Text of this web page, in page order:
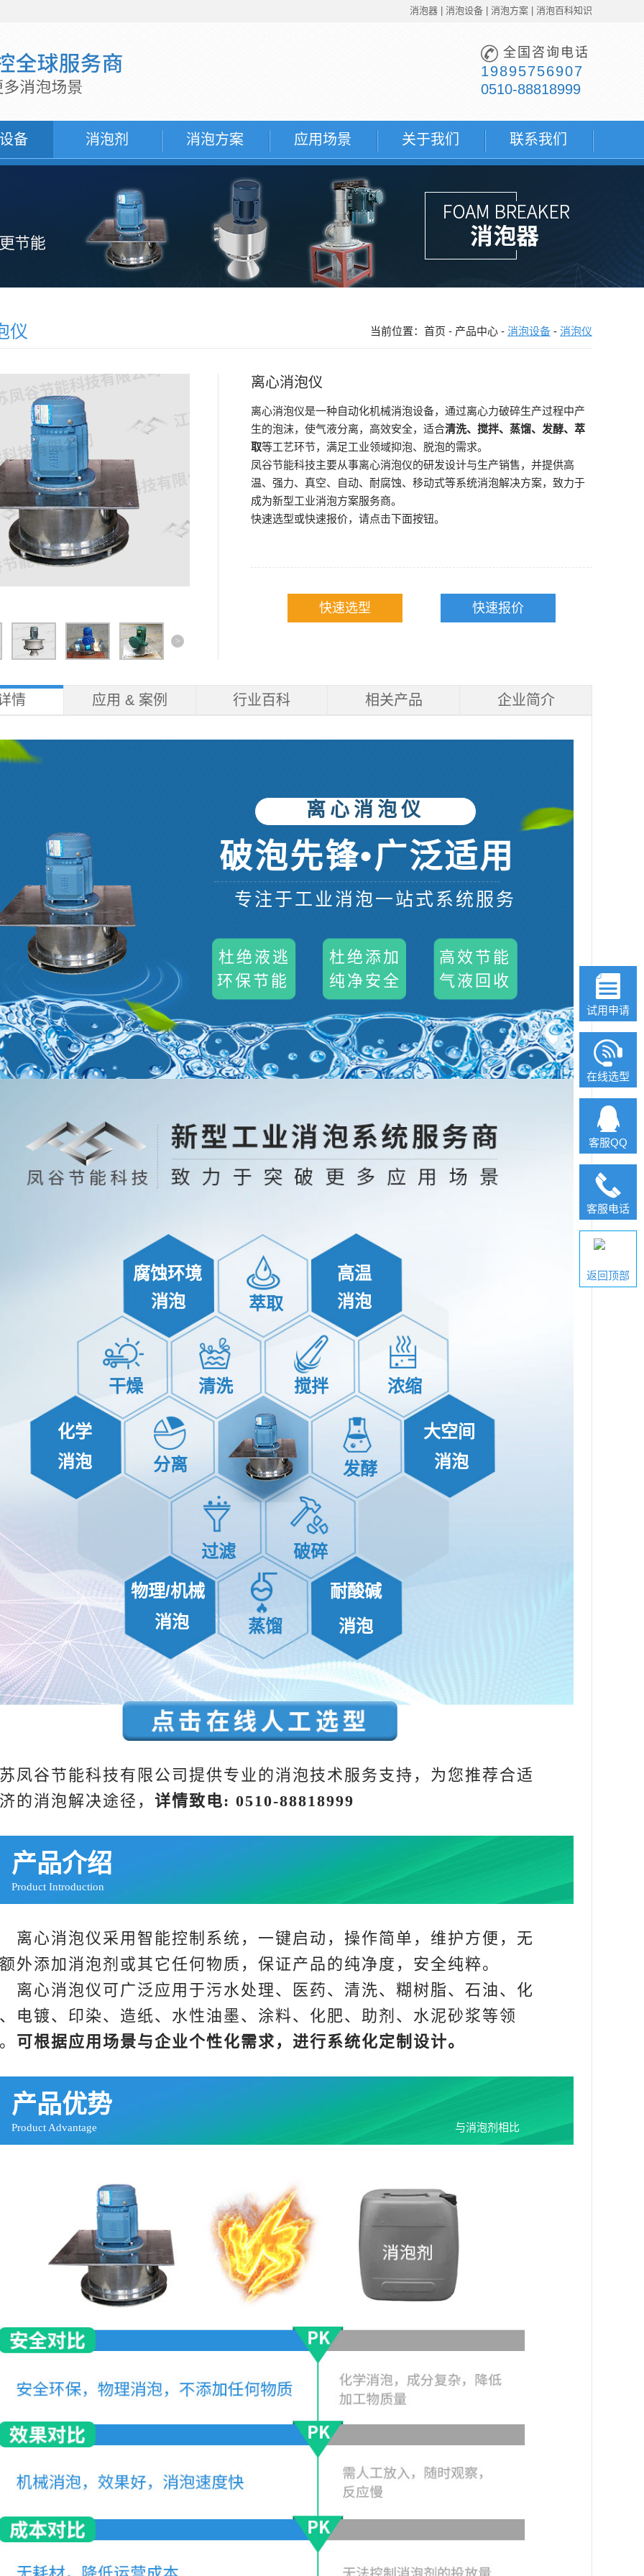
消泡器 消泡设备 消泡方案 消泡百科知识
全国咨询电话
19895756907
0510-88818999
备 消泡剂 消泡方案 应用场景 关于我们 联系我们
仪 当前位置： 首页 - 产品中心 - 消泡设备 - 消泡仪
>
离心消泡仪
离心消泡仪是一种自动化机械消泡设备，通过离心力破碎生产过程中产
生的泡沫，使气液分离，高效安全，适合清洗、搅拌、蒸馏、发酵、萃
取等工艺环节，满足工业领域抑泡、脱泡的需求。
凤谷节能科技主要从事离心消泡仪的研发设计与生产销售，并提供高
温、强力、真空、自动、耐腐蚀、移动式等系统消泡解决方案，致力于
成为新型工业消泡方案服务商。
快速选型或快速报价，请点击下面按钮。
快速选型 快速报价
情 应用 & 案例 行业百科 相关产品 企业简介
离心消泡仪
破泡先锋•广泛适用
专注于工业消泡一站式系统服务
杜绝液逃
环保节能
杜绝添加
纯净安全
气液回收
高效节能
腐蚀环境
消泡
萃取
高温
消泡
干燥 清洗 搅拌 浓缩
化学
消泡
分离 发酵
大空间
消泡
过滤 破碎
物理/机械
消泡
蒸馏
耐酸碱
消泡
凤谷节能科技有限公司提供专业的消泡技术服务支持，为您推荐合适
的消泡解决途径， 详情致电: 0510-88818999
产品介绍
Product Introduction
消泡仪采用智能控制系统，一键启动，操作简单，维护方便，无
外添加消泡剂或其它任何物质，保证产品的纯净度，安全纯粹。
消泡仪可广泛应用于污水处理、医药、清洗、糊树脂、石油、化
电镀、印染、造纸、水性油墨、涂料、化肥、助剂、水泥砂浆等领
可根据应用场景与企业个性化需求，进行系统化定制设计。
产品优势
Product Advantage 与消泡剂相比
试用申请
在线选型
客服QQ
客服电话
返回顶部